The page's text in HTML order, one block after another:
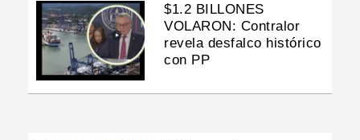
$1.2 BILLONES
VOLARON: Contralor
revela desfalco histórico
con PP